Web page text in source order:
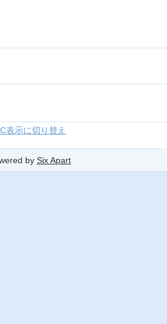
表示に切り替え
by Six Apart